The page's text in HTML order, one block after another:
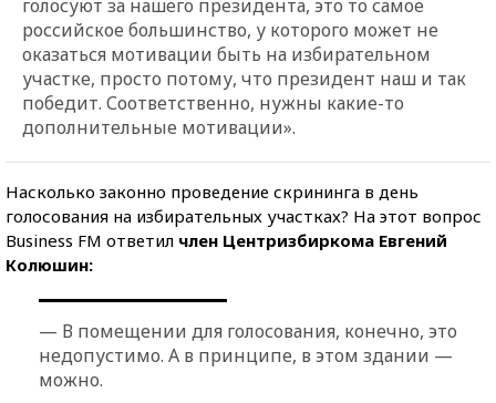
голосуют за нашего президента, это то самое
российское большинство, у которого может не
оказаться мотивации быть на избирательном
участке, просто потому, что президент наш и так
победит. Соответственно, нужны какие-то
дополнительные мотивации».
Насколько законно проведение скрининга в день
голосования на избирательных участках? На этот вопрос
Business FM ответил член Центризбиркома Евгений
Колюшин:
— В помещении для голосования, конечно, это
недопустимо. А в принципе, в этом здании —
можно.